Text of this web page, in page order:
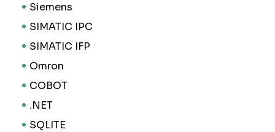
Siemens
SIMATIC IPC
SIMATIC IFP
Omron
COBOT
.NET
SQLITE